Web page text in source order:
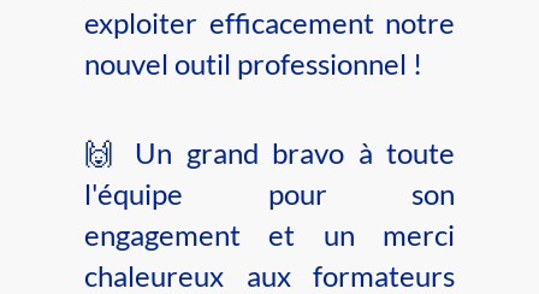
exploiter efficacement notre
nouvel outil professionnel !
🙌 Un grand bravo à toute
l'équipe pour son
engagement et un merci
chaleureux aux formateurs